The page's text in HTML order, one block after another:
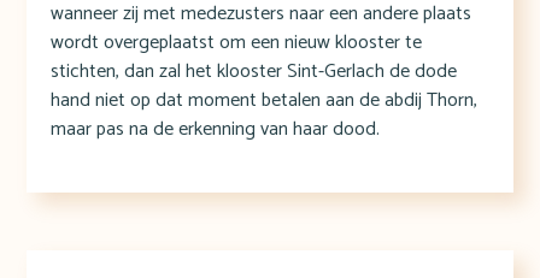
wanneer zij met medezusters naar een andere plaats
wordt overgeplaatst om een nieuw klooster te
stichten, dan zal het klooster Sint-Gerlach de dode
hand niet op dat moment betalen aan de abdij Thorn,
maar pas na de erkenning van haar dood.